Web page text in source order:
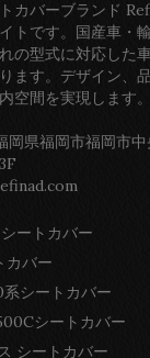
カバーブランド
トです。国産車・
の型式に対応した
ます。デザイン、
空間を実現します。
岡県福岡市福岡市
ートカバー
カバー
シートカバー
シートカバー
シートカバー